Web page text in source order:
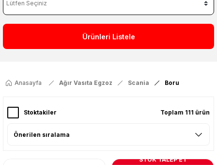
Ürünleri Listele
Anasayfa Ağır Vasıta Egzoz Scania Boru
Stoktakiler Toplam 111 ürün
STOK TALEP ET